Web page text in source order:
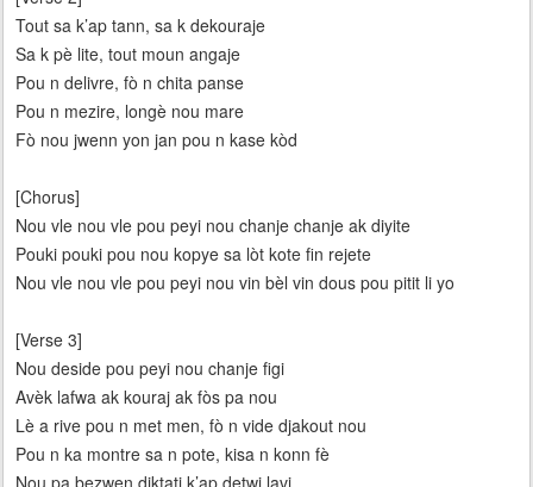
Tout sa k’ap tann, sa k dekouraje
Sa k pè lite, tout moun angaje
Pou n delivre, fò n chita panse
Pou n mezire, longè nou mare
Fò nou jwenn yon jan pou n kase kòd
[Chorus]
Nou vle nou vle pou peyi nou chanje chanje ak diyite
Pouki pouki pou nou kopye sa lòt kote fin rejete
Nou vle nou vle pou peyi nou vin bèl vin dous pou pitit li yo
[Verse 3]
Nou deside pou peyi nou chanje figi
Avèk lafwa ak kouraj ak fòs pa nou
Lè a rive pou n met men, fò n vide djakout nou
Pou n ka montre sa n pote, kisa n konn fè